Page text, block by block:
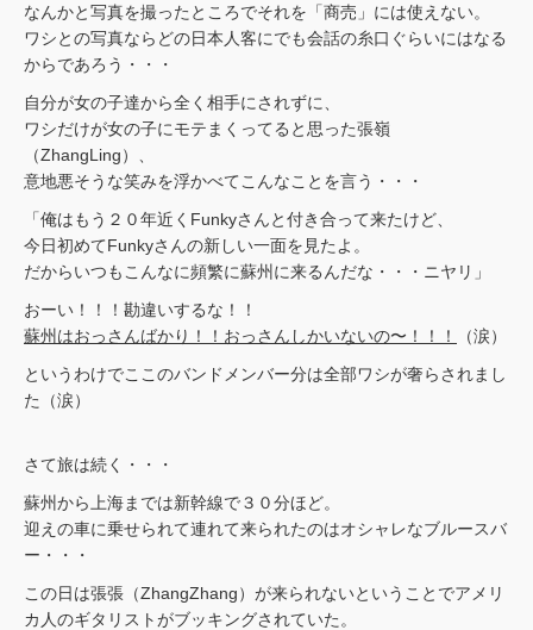
なんかと写真を撮ったところでそれを「商売」には使えない。
ワシとの写真ならどの日本人客にでも会話の糸口ぐらいにはなる
からであろう・・・
自分が女の子達から全く相手にされずに、
ワシだけが女の子にモテまくってると思った張嶺
（ZhangLing）、
意地悪そうな笑みを浮かべてこんなことを言う・・・
「俺はもう２０年近くFunkyさんと付き合って来たけど、
今日初めてFunkyさんの新しい一面を見たよ。
だからいつもこんなに頻繁に蘇州に来るんだな・・・ニヤリ」
おーい！！！勘違いするな！！
蘇州はおっさんばかり！！おっさんしかいないの〜！！！
（涙）
というわけでここのバンドメンバー分は全部ワシが奢らされまし
た（涙）
さて旅は続く・・・
蘇州から上海までは新幹線で３０分ほど。
迎えの車に乗せられて連れて来られたのはオシャレなブルースバ
ー・・・
この日は張張（ZhangZhang）が来られないということでアメリ
カ人のギタリストがブッキングされていた。